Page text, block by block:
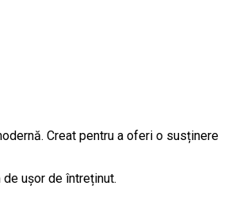
Creat pentru a oferi o susținere
ușor de întreținut.